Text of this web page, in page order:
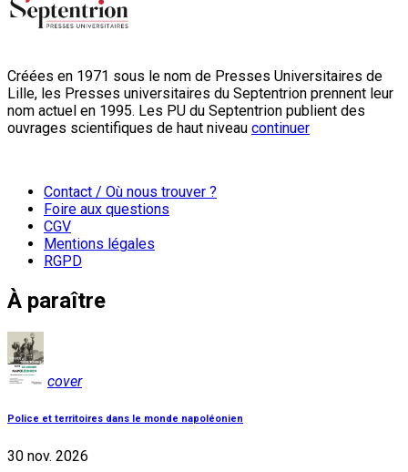
Créées en 1971 sous le nom de Presses Universitaires de
Lille, les Presses universitaires du Septentrion prennent leur
nom actuel en 1995. Les PU du Septentrion publient des
ouvrages scientifiques de haut niveau continuer
Contact / Où nous trouver ?
Foire aux questions
CGV
Mentions légales
RGPD
À paraître
cover
Police et territoires dans le monde napoléonien
30 nov. 2026